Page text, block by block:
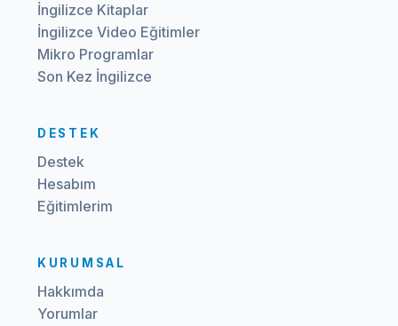
İngilizce Kitaplar
İngilizce Video Eğitimler
Mikro Programlar
Son Kez İngilizce
DESTEK
Destek
Hesabım
Eğitimlerim
KURUMSAL
Hakkımda
Yorumlar